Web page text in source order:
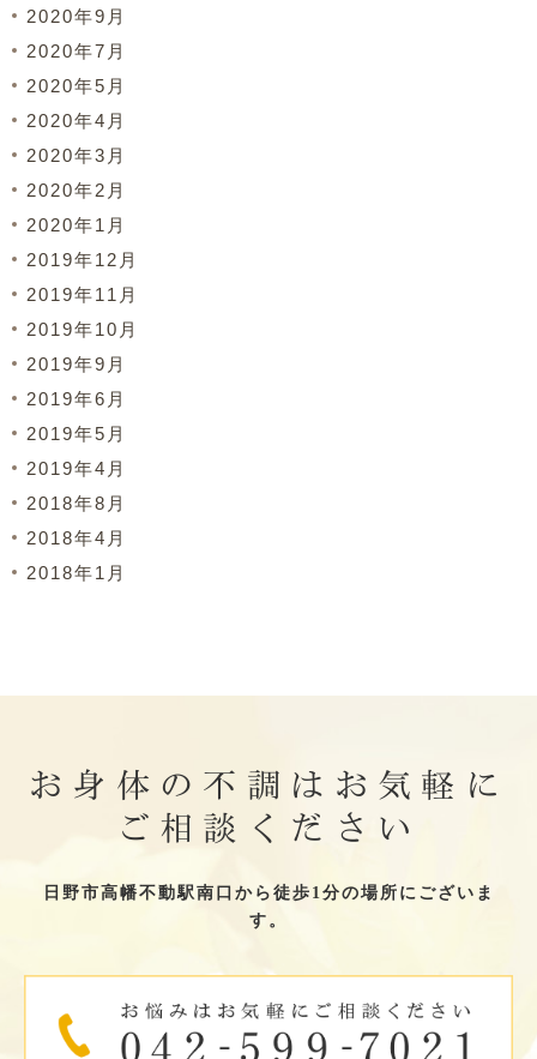
2020年9月
2020年7月
2020年5月
2020年4月
2020年3月
2020年2月
2020年1月
2019年12月
2019年11月
2019年10月
2019年9月
2019年6月
2019年5月
2019年4月
2018年8月
2018年4月
2018年1月
お身体の不調はお気軽に
ご相談ください
日野市高幡不動駅南口から徒歩1分の場所にございま
す。